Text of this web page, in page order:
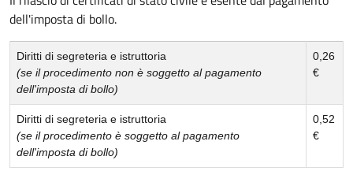
dell'imposta di bollo.
Diritti di segreteria e istruttoria
(se il procedimento non è soggetto al pagamento
dell'imposta di bollo)
0,26
€
Diritti di segreteria e istruttoria
(se il procedimento è soggetto al pagamento
dell'imposta di bollo)
0,52
€